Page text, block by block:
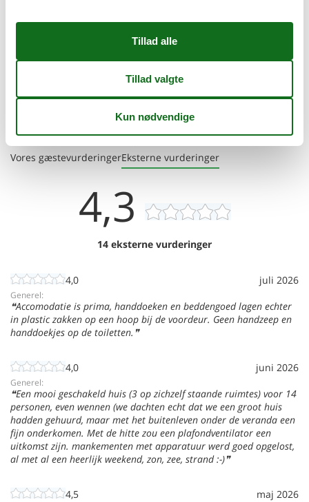
lejebeviset.
Nærtliggende sommerhuse
Er I flere familier, der gerne vil bo tæt på hinanden kan I søge
Eksterne vurderinger
Vores gæstevurderingerEksterne vurderinger
4,3
14 eksterne vurderinger
4,0 juli 2026
Generel:
Accomodatie is prima, handdoeken en beddengoed lagen echter
in plastic zakken op een hoop bij de voordeur. Geen handzeep en
handdoekjes op de toiletten.
4,0 juni 2026
Generel:
Een mooi geschakeld huis (3 op zichzelf staande ruimtes) voor 14
personen, even wennen (we dachten echt dat we een groot huis
hadden gehuurd, maar met het buitenleven onder de veranda een
fijn onderkomen. Met de hitte zou een plafondventilator een
uitkomst zijn. mankementen met apparatuur werd goed opgelost,
al met al een heerlijk weekend, zon, zee, strand :-)
4,5 maj 2026